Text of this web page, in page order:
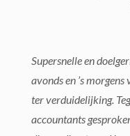
Supersnelle en
avonds en ’s
ter verduidelijking.
accountants